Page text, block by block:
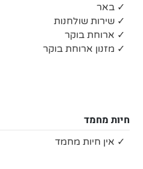
✓ באר
✓ שירות שולחנות
✓ ארוחת בוקר
✓ מזנון ארוחת בוקר
חיות מחמד
✓ אין חיות מחמד